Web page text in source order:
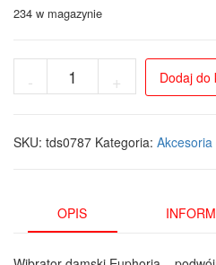
234 w magazynie
-
Wibrator
Podwójna
Trybami
Wibracji
+ Dodaj do
SKU: tds0787 Kategoria:
OPIS